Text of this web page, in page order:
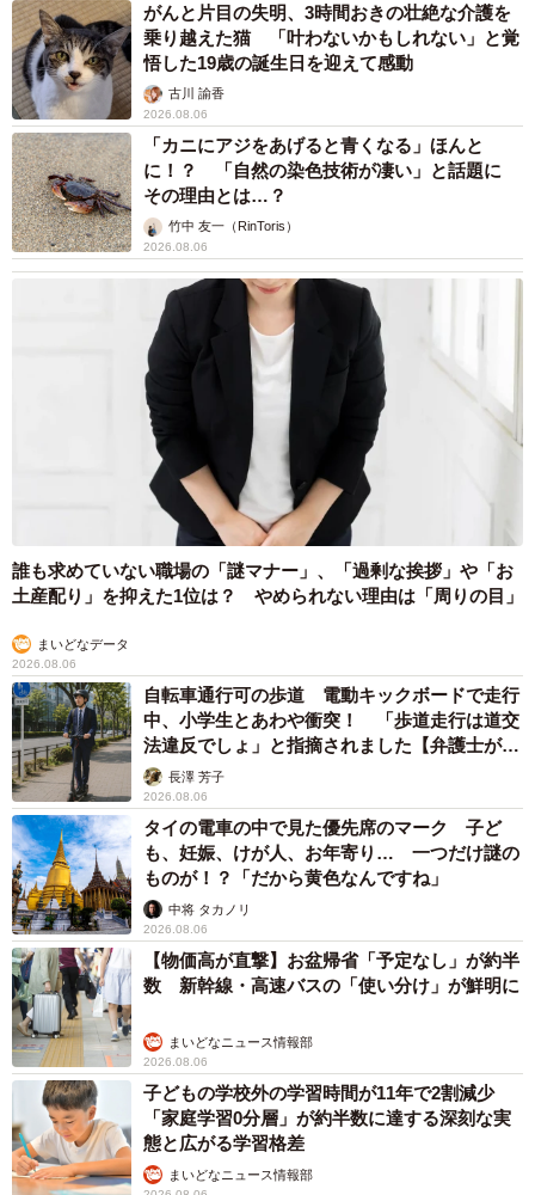
がんと片目の失明、3時間おきの壮絶な介護を
乗り越えた猫 「叶わないかもしれない」と覚
悟した19歳の誕生日を迎えて感動
古川 諭香
2026.08.06
「カニにアジをあげると青くなる」ほんと
に！？ 「自然の染色技術が凄い」と話題に
その理由とは…？
竹中 友一（RinToris）
2026.08.06
誰も求めていない職場の「謎マナー」、「過剰な挨拶」や「お
土産配り」を抑えた1位は？ やめられない理由は「周りの目」
まいどなデータ
2026.08.06
自転車通行可の歩道 電動キックボードで走行
中、小学生とあわや衝突！ 「歩道走行は道交
法違反でしょ」と指摘されました【弁護士が解
説】長澤 芳子
2026.08.06
タイの電車の中で見た優先席のマーク 子ど
も、妊娠、けが人、お年寄り… 一つだけ謎の
ものが！？「だから黄色なんですね」
中将 タカノリ
2026.08.06
【物価高が直撃】お盆帰省「予定なし」が約半
数 新幹線・高速バスの「使い分け」が鮮明に
まいどなニュース情報部
2026.08.06
子どもの学校外の学習時間が11年で2割減少
「家庭学習0分層」が約半数に達する深刻な実
態と広がる学習格差
まいどなニュース情報部